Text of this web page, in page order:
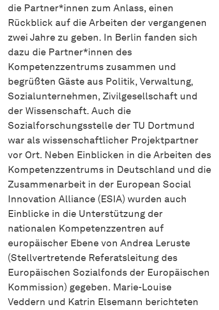
die Partner*innen zum Anlass, einen
Rückblick auf die Arbeiten der vergangenen
zwei Jahre zu geben. In Berlin fanden sich
dazu die Partner*innen des
Kompetenzzentrums zusammen und
begrüßten Gäste aus Politik, Verwaltung,
Sozialunternehmen, Zivilgesellschaft und
der Wissenschaft. Auch die
Sozialforschungsstelle der TU Dortmund
war als wissenschaftlicher Projektpartner
vor Ort. Neben Einblicken in die Arbeiten des
Kompetenzzentrums in Deutschland und die
Zusammenarbeit in der European Social
Innovation Alliance (ESIA) wurden auch
Einblicke in die Unterstützung der
nationalen Kompetenzzentren auf
europäischer Ebene von Andrea Leruste
(Stellvertretende Referatsleitung des
Europäischen Sozialfonds der Europäischen
Kommission) gegeben. Marie-Louise
Veddern und Katrin Elsemann berichteten